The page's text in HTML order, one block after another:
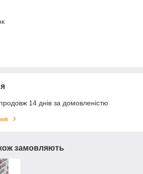
14 днів за домовленістю
замовляють